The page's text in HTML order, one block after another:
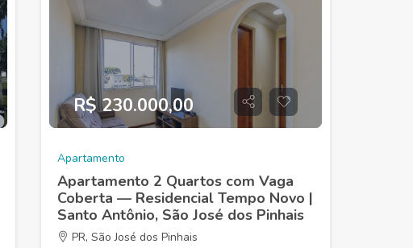
R$ 230.000,00
Apartamento
Apartamento 2 Quartos com Vaga
Coberta — Residencial Tempo Novo |
Santo Antônio, São José dos Pinhais
PR, São José dos Pinhais